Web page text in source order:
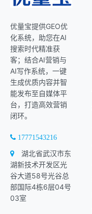
优量宝提供GEO优
化系统，助您在AI
搜索时代精准获
客；结合AI营销与
AI写作系统，一键
生成优质内容并智
能发布至自媒体平
台，打造高效营销
闭环。
17771543216
湖北省武汉市东
湖新技术开发区光
谷大道58号光谷总
部国际4栋6层04号
03室